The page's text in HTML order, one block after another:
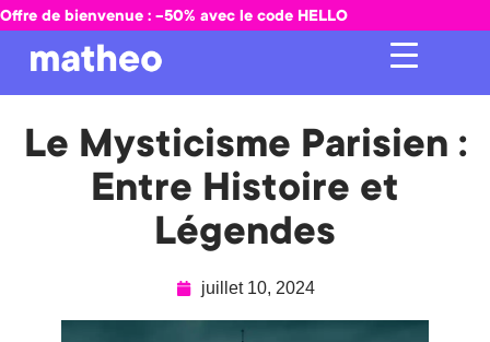
Offre de bienvenue : -50% avec le code HELLO
Le Mysticisme Parisien :
Entre Histoire et
Légendes
juillet 10, 2024